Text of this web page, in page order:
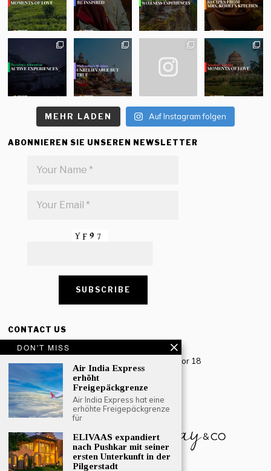
MEHR LADEN Auf Instagram folgen
ABONNIEREN SIE UNSEREN NEWSLETTER
CONTACT US
Creative Travel Pvt. Ltd.
Creative Plaza, 283 Udyog Vihar Phase 2, Sector 18
Gurugram, Haryana – 122016, India
Tel: +91-124 4567777
Email:engage@southasiatraveljournal.com
DON'T MISS
Air India Express
erhöht
Freigepäckgrenze
Air India Express hat eine
erhöhte Freigepäckgrenze
für
ELIVAAS expandiert
nach Pushkar mit seiner
ersten Unterkunft in der
Pilgerstadt